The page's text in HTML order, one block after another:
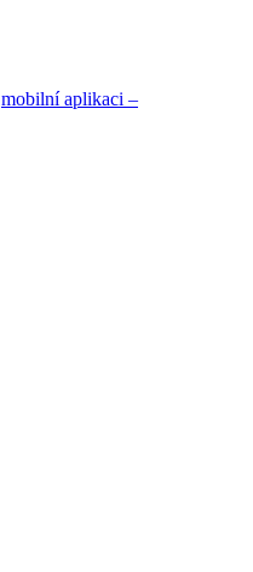
mobilní aplikaci –